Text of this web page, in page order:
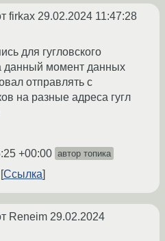
firkax 29.02.2024 11:47:28
для гугловского
данный момент данных
отправлять с
на разные адреса гугл
+00:00 автор топика
Ссылка
Reneim 29.02.2024